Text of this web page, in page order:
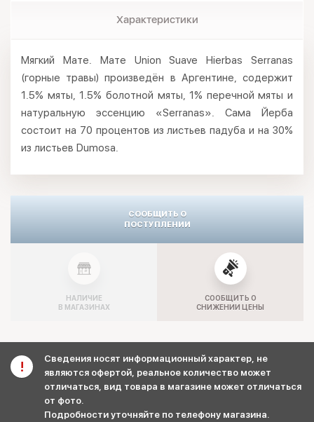
Характеристики
Мягкий Мате. Мате Union Suave Hierbas Serranas
(горные травы) произведён в Аргентине, содержит
1.5% мяты, 1.5% болотной мяты, 1% перечной мяты и
натуральную эссенцию «Serranas». Сама Йерба
состоит на 70 процентов из листьев падуба и на 30%
из листьев Dumosa.
СООБЩИТЬ О
ПОСТУПЛЕНИИ
НАЛИЧИЕ
В МАГАЗИНАХ
СООБЩИТЬ О
СНИЖЕНИИ ЦЕНЫ
Сведения носят информационный характер, не
являются офертой, реальное количество может
отличаться, вид товара в магазине может отличаться
от фото.
Подробности уточняйте по телефону магазина.